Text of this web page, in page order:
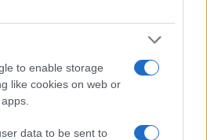
to enable storage
like cookies on web or
data to be sent to